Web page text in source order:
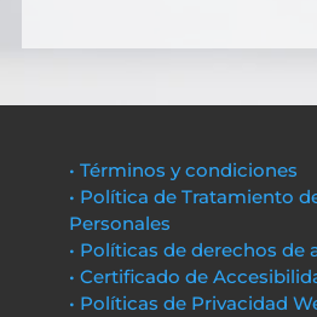
• Términos y condiciones
• Política de Tratamiento
Personales
• Políticas de derechos de
• Certificado de
• Políticas de Privacidad